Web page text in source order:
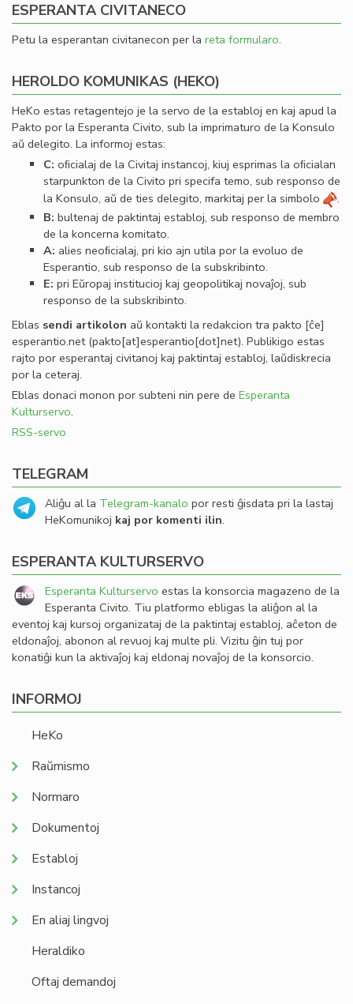
ESPERANTA CIVITANECO
Petu la esperantan civitanecon per la reta formularo.
HEROLDO KOMUNIKAS (HEKO)
HeKo estas retagentejo je la servo de la establoj en kaj apud la
Pakto por la Esperanta Civito, sub la imprimaturo de la Konsulo
aŭ delegito. La informoj estas:
C: oﬁcialaj de la Civitaj instancoj, kiuj esprimas la oﬁcialan
starpunkton de la Civito pri specifa temo, sub responso de
la Konsulo, aŭ de ties delegito, markitaj per la simbolo
.
B: bultenaj de paktintaj establoj, sub responso de membro
de la koncerna komitato.
A: alies neoﬁcialaj, pri kio ajn utila por la evoluo de
Esperantio, sub responso de la subskribinto.
E: pri Eŭropaj institucioj kaj geopolitikaj novaĵoj, sub
responso de la subskribinto.
Eblas sendi artikolon aŭ kontakti la redakcion tra pakto [ĉe]
esperantio.net(pakto[at]esperantio[dot]net). Publikigo estas
rajto por esperantaj civitanoj kaj paktintaj establoj, laŭdiskrecia
por la ceteraj.
Eblas donaci monon por subteni nin pere de Esperanta
Kulturservo.
RSS-servo
TELEGRAM
Aliĝu al la Telegram-kanalo por resti ĝisdata pri la lastaj
HeKomunikoj kaj por komenti ilin.
ESPERANTA KULTURSERVO
Esperanta Kulturservo estas la konsorcia magazeno de la
Esperanta Civito. Tiu platformo ebligas la aliĝon al la
eventoj kaj kursoj organizataj de la paktintaj establoj, aĉeton de
eldonaĵoj, abonon al revuoj kaj multe pli. Vizitu ĝin tuj por
konatiĝi kun la aktivaĵoj kaj eldonaj novaĵoj de la konsorcio.
INFORMOJ
HeKo
Raŭmismo
Normaro
Dokumentoj
Establoj
Instancoj
En aliaj lingvoj
Heraldiko
Oftaj demandoj